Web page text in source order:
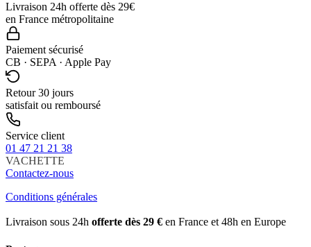
Livraison 24h offerte dès 29€
en France métropolitaine
Paiement sécurisé
CB · SEPA · Apple Pay
Retour 30 jours
satisfait ou remboursé
Service client
01 47 21 21 38
VACHETTE
Contactez-nous
Conditions générales
Livraison sous 24h offerte dès 29 € en France et 48h en Europe